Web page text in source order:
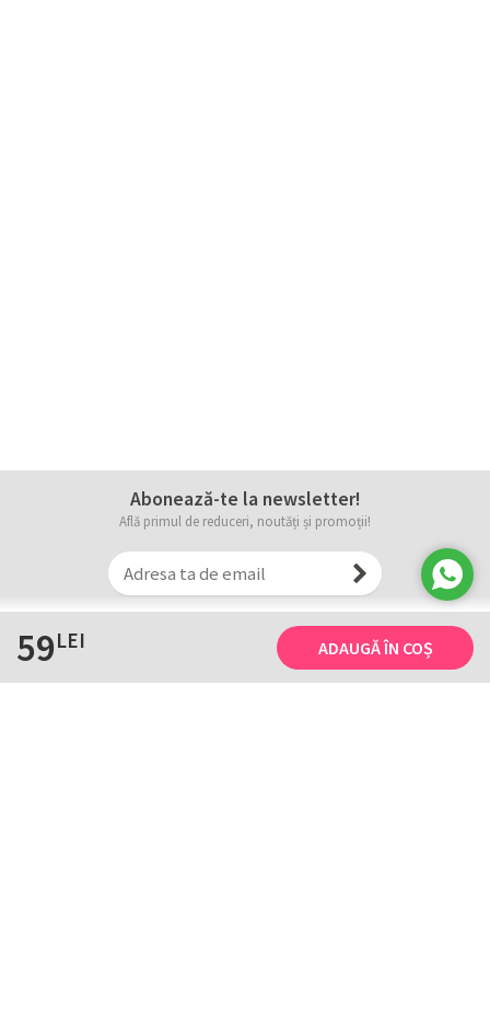
59LEI ADAUGĂ ÎN COȘ
Abonează-te la newsletter!
Află primul de reduceri, noutăți și promoții!
Tricourile noastre